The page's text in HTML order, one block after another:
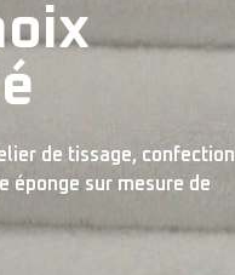
de tissage, confection
éponge sur mesure de